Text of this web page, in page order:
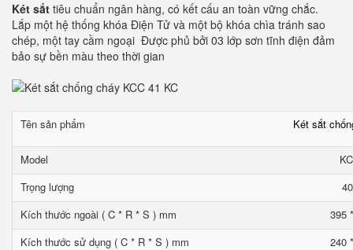
Két sắt tiêu chuẩn ngân hàng, có kết cấu an toàn vững chắc.
Lắp một hệ thống khóa Điện Tử và một bộ khóa chìa tránh sao
chép, một tay cầm ngoại Được phủ bởi 03 lớp sơn tĩnh điện đảm
bảo sự bền màu theo thời gian
Tên sản phẩm Két sắt
Model
Trọng lượng
Kích thước ngoài ( C * R * S ) mm
395
Kích thước sử dụng ( C * R * S ) mm
240